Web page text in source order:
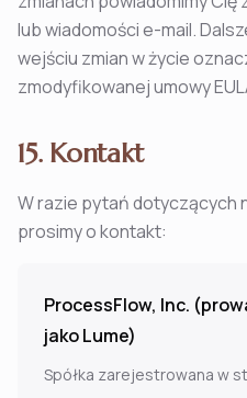
lub wiadomości e-mail.
wejściu zmian w życie
zmodyfikowanej umowy
15. Kontakt
W razie pytań dotyczących
prosimy o kontakt:
ProcessFlow, Inc.
jako Lume)
Spółka zarejestrowana w